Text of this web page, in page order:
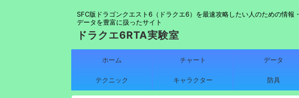
SFC版ドラゴンクエスト6（ドラクエ6）を最速攻略したい人のための情報・
データを豊富に扱ったサイト
ドラクエ6RTA実験室
ホーム チャート データ
テクニック キャラクター 防具